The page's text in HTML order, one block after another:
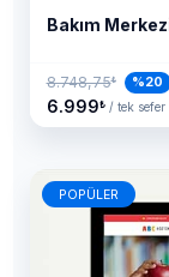
Bakım
8.748,75₺ %20
6.999₺ / tek sefer
POPÜLER